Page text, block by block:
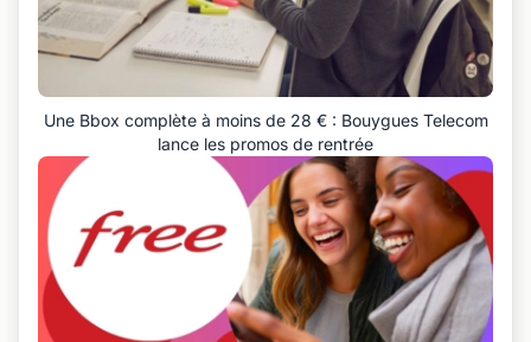
Une Bbox complète à moins de 28 € : Bouygues Telecom
lance les promos de rentrée